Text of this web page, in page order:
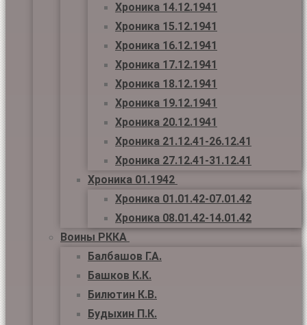
Хроника 14.12.1941
Хроника 15.12.1941
Хроника 16.12.1941
Хроника 17.12.1941
Хроника 18.12.1941
Хроника 19.12.1941
Хроника 20.12.1941
Хроника 21.12.41-26.12.41
Хроника 27.12.41-31.12.41
Хроника 01.1942
Хроника 01.01.42-07.01.42
Хроника 08.01.42-14.01.42
Воины РККА
Балбашов Г.А.
Башков К.К.
Билютин К.В.
Будыхин П.К.